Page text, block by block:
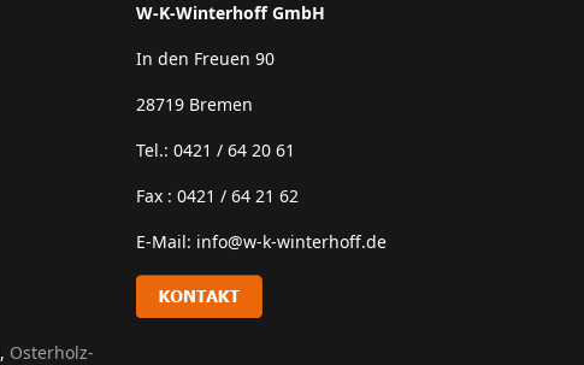
, Osterholz-
W-K-Winterhoff GmbH
In den Freuen 90
28719 Bremen
Tel.: 0421 / 64 20 61
Fax : 0421 / 64 21 62
E-Mail: info@w-k-winterhoff.de